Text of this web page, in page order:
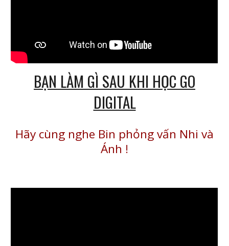
BẠN LÀM GÌ SAU KHI HỌC GO
DIGITAL
Hãy cùng nghe Bin phỏng vấn Nhi và
Ánh !